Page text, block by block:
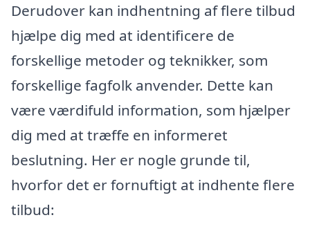
Derudover kan indhentning af flere tilbud
hjælpe dig med at identificere de
forskellige metoder og teknikker, som
forskellige fagfolk anvender. Dette kan
være værdifuld information, som hjælper
dig med at træffe en informeret
beslutning. Her er nogle grunde til,
hvorfor det er fornuftigt at indhente flere
tilbud: